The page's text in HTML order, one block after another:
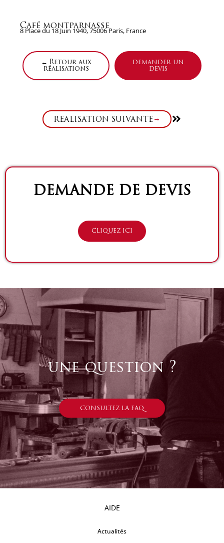
Café montparnasse
8 Place du 18 Juin 1940, 75006 Paris, France
← Retour aux
réalisations
demander un
devis
RÉALISATION SUIVANTE Suivant
DEMANDE DE DEVIS
CLIQUEZ ICI
une question ?
CONSULTEZ LA FAQ
AIDE
Actualités